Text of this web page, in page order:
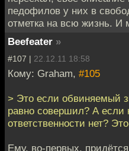
педофилов у них в
отметка на всю жизнь. И
Beefeater »
#107 | 22.12.11 18:58
Кому: Graham, #105
> Это если обвиняемый
равно совершил? А если
ответственности нет?
Ему, во-первых,